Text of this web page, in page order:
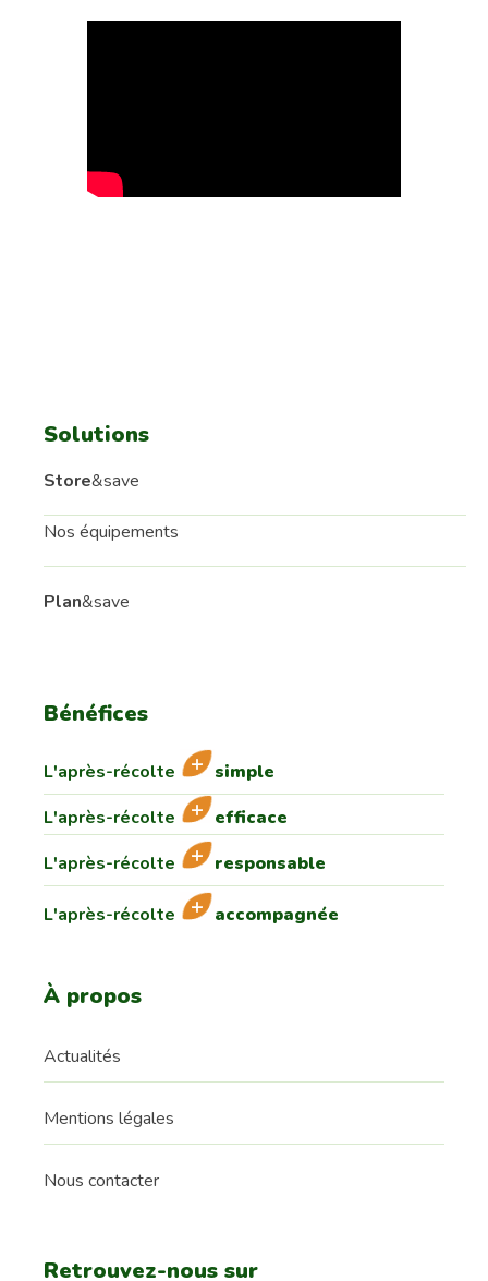
Solutions
Store&save
Nos équipements
Plan&save
Bénéfices
L'après-récolte
simple
L'après-récolte
efficace
L'après-récolte
responsable
L'après-récolte accompagnée
À propos
Actualités
Mentions légales
Nous contacter
Retrouvez-nous sur